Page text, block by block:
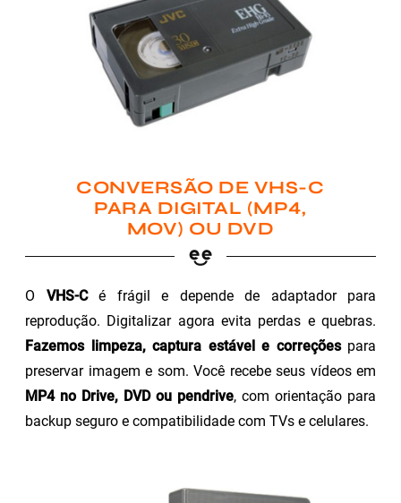
CONVERSÃO DE VHS-C
PARA DIGITAL (MP4,
MOV) OU DVD
O VHS-Cé frágil e depende de adaptador para
reprodução. Digitalizar agora evita perdas e quebras.
Fazemos limpeza, captura estável e correçõespara
preservar imagem e som. Você recebe seus vídeos em
MP4 no Drive, DVD ou pendrive, com orientação para
backup seguro e compatibilidade com TVs e celulares.